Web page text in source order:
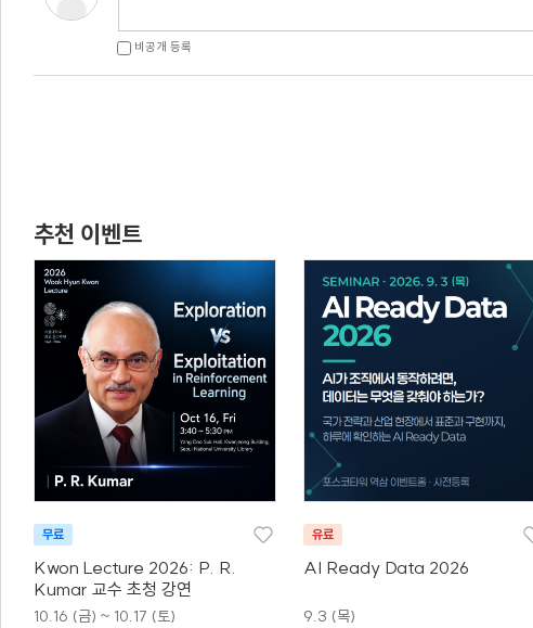
비공개 등록
추천 이벤트
무료
Kwon Lecture 2026: P. R.
Kumar 교수 초청 강연
10.16 (금) ~ 10.17 (토)
유료
AI Ready Data 2026
9.3 (목)